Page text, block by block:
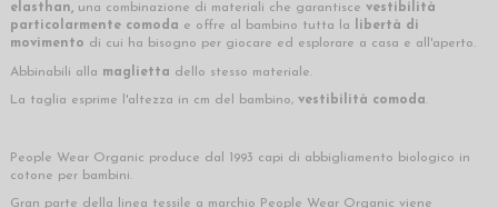
elasthan, una combinazione di materiali che garantisce vestibilità
particolarmente comoda e offre al bambino tutta la
libertà di
movimento di cui ha bisogno per giocare ed esplorare a casa e all'aperto.
Abbinabili alla maglietta dello stesso materiale.
La taglia esprime l'altezza in cm del bambino, vestibilità comoda.
People Wear Organic produce dal 1993 capi di abbigliamento biologico in
cotone per bambini.
Gran parte della linea tessile a marchio People Wear Organic viene